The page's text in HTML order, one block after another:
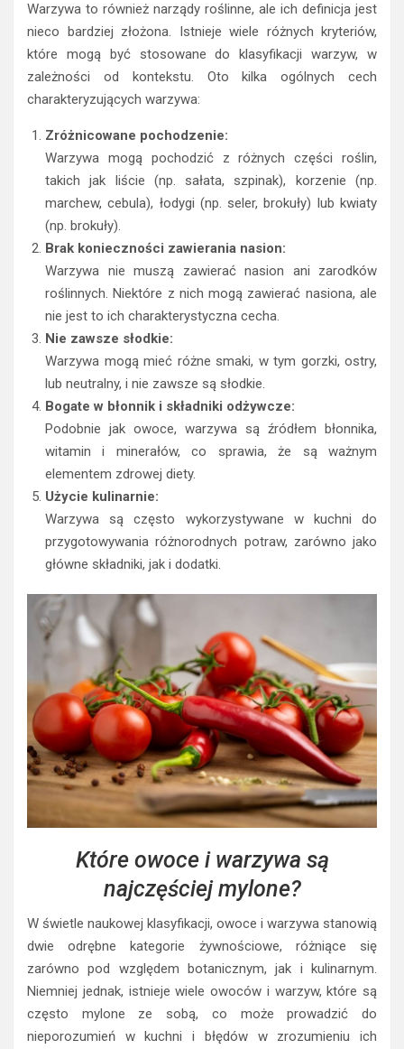
Warzywa to również narządy roślinne, ale ich definicja jest
nieco bardziej złożona. Istnieje wiele różnych kryteriów,
które mogą być stosowane do klasyfikacji warzyw, w
zależności od kontekstu. Oto kilka ogólnych cech
charakteryzujących warzywa:
Zróżnicowane pochodzenie:
Warzywa mogą pochodzić z różnych części roślin,
takich jak liście (np. sałata, szpinak), korzenie (np.
marchew, cebula), łodygi (np. seler, brokuły) lub kwiaty
(np. brokuły).
Brak konieczności zawierania nasion:
Warzywa nie muszą zawierać nasion ani zarodków
roślinnych. Niektóre z nich mogą zawierać nasiona, ale
nie jest to ich charakterystyczna cecha.
Nie zawsze słodkie:
Warzywa mogą mieć różne smaki, w tym gorzki, ostry,
lub neutralny, i nie zawsze są słodkie.
Bogate w błonnik i składniki odżywcze:
Podobnie jak owoce, warzywa są źródłem błonnika,
witamin i minerałów, co sprawia, że są ważnym
elementem zdrowej diety.
Użycie kulinarnie:
Warzywa są często wykorzystywane w kuchni do
przygotowywania różnorodnych potraw, zarówno jako
główne składniki, jak i dodatki.
Które owoce i warzywa są
najczęściej mylone?
W świetle naukowej klasyfikacji, owoce i warzywa stanowią
dwie odrębne kategorie żywnościowe, różniące się
zarówno pod względem botanicznym, jak i kulinarnym.
Niemniej jednak, istnieje wiele owoców i warzyw, które są
często mylone ze sobą, co może prowadzić do
nieporozumień w kuchni i błędów w zrozumieniu ich